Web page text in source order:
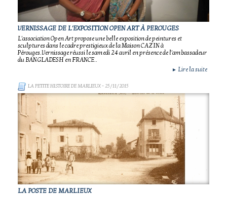
VERNISSAGE DE L'EXPOSITION OPEN ART À PEROUGES
L'association Open Art propose une belle exposition de peintures et
sculptures dans le cadre prestigieux de la Maison CAZIN à
Pérouges.Vernissage réussi le samedi 24 avril en présence de l'ambassadeur
du BANGLADESH en FRANCE..
► Lire la suite
LA PETITE HISTOIRE DE MARLIEUX- 25/11/2015
LA POSTE DE MARLIEUX